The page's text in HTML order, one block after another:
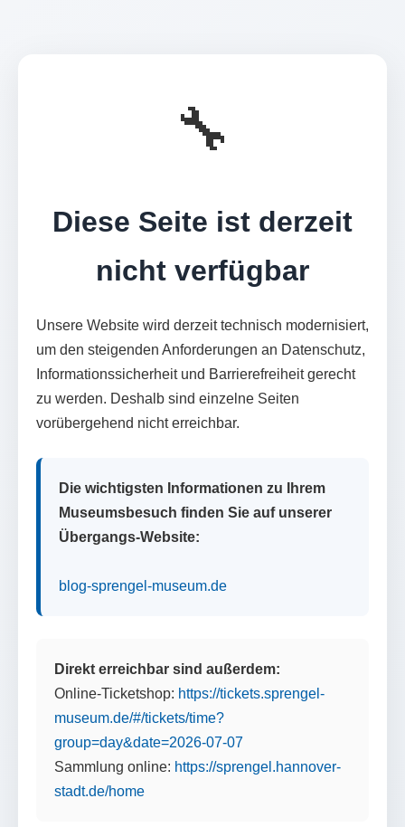
🔧
Diese Seite ist derzeit
nicht verfügbar
Unsere Website wird derzeit technisch modernisiert,
um den steigenden Anforderungen an Datenschutz,
Informationssicherheit und Barrierefreiheit gerecht
zu werden. Deshalb sind einzelne Seiten
vorübergehend nicht erreichbar.
Die wichtigsten Informationen zu Ihrem
Museumsbesuch finden Sie auf unserer
Übergangs-Website:
blog-sprengel-museum.de
Direkt erreichbar sind außerdem:
Online-Ticketshop: https://tickets.sprengel-
museum.de/#/tickets/time?
group=day&date=2026-07-07
Sammlung online: https://sprengel.hannover-
stadt.de/home